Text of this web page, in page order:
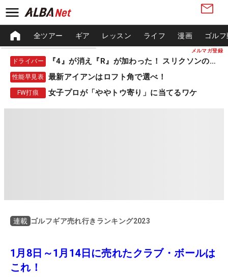
メルマガ登録
全ツアー ギア レッスン ライフ 漫画 ゴル
ドライバー 『4』が消え『R』が加わった！ スリクソンの新作
性能早見表 最新アイアンはロフト角で選べ！
FW打痕 女子プロが「ややトウ寄り」に当てるワケ
連載 ゴルフギア売れ行きランキング2023
1月8日～1月14日に売れたクラブ・ボールは
これ！